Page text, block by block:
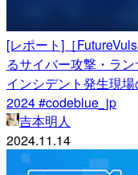
[レポート]［
るサイバー攻撃・ラ
インシデント発生現
2024 #codeblue_jp
吉本明人
2024.11.14